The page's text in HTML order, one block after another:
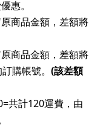
惠。
商品金額，差額將
商品金額，差額將
購帳號。 (該差額
共計120運費，由